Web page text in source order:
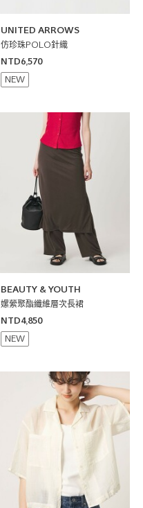
UNITED ARROWS
仿珍珠POLO針織
NTD6,570
NEW
BEAUTY & YOUTH
嫘縈聚酯纖維層次長裙
NTD4,850
NEW